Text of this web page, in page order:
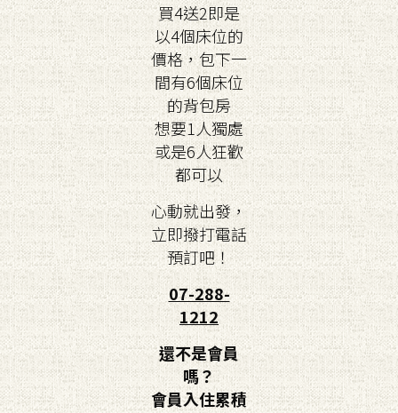
買4送2即是
以4個床位的
價格，包下一
間有6個床位
的背包房
想要1人獨處
或是6人狂歡
都可以
心動就出發，
立即撥打電話
預訂吧！
07-288-
1212
還不是會員
嗎？
會員入住累積